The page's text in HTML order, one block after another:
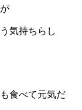
気持ちらし
食べて元気だ